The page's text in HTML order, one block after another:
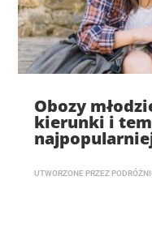
Obozy
kierunki i
UTWORZONE PRZEZ